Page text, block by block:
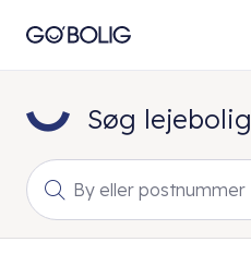
Søg lejebolig
By eller postnummer